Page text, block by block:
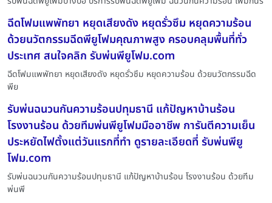
ฉีดโฟมแพพัทยา หยุดเสียงดัง หยุดรั่วซึม หยุดความร้อน
ด้วยนวัตกรรมฉีดพียูโฟมคุณภาพสูง ครอบคลุมพื้นที่ทั่ว
ประเทศ สนใจคลิก รับพ่นพียูโฟม.com
ฉีดโฟมแพพัทยา หยุดเสียงดัง หยุดรั่วซึม หยุดความร้อน ด้วยนวัตกรรมฉีด
พีย
รับพ่นฉนวนกันความร้อนปทุมธานี แก้ปัญหาบ้านร้อน
โรงงานร้อน ด้วยทีมพ่นพียูโฟมมืออาชีพ การันตีความเย็น
ประหยัดไฟตั้งแต่วันแรกที่ทำ ดูรายละเอียดที่ รับพ่นพียู
โฟม.com
รับพ่นฉนวนกันความร้อนปทุมธานี แก้ปัญหาบ้านร้อน โรงงานร้อน ด้วยทีม
พ่นพี